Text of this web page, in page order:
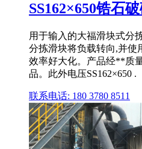
SS162×650锆石破
用于输入的大福滑块式分
分拣滑块将负载转向,并使
效率好大化。产品经**质
品。此外电压SS162×650 .
联系电话: 180 3780 8511